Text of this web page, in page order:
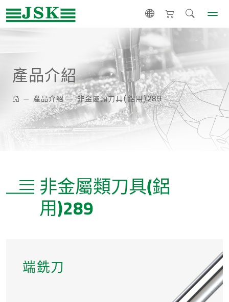
產品介紹
產品介紹 非金屬類刀具(鋁用)289
非金屬類刀具(鋁
用)289
端銑刀